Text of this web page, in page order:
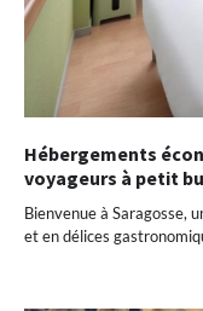
Hébergements
voyageurs à petit
Bienvenue à Saragosse,
et en délices